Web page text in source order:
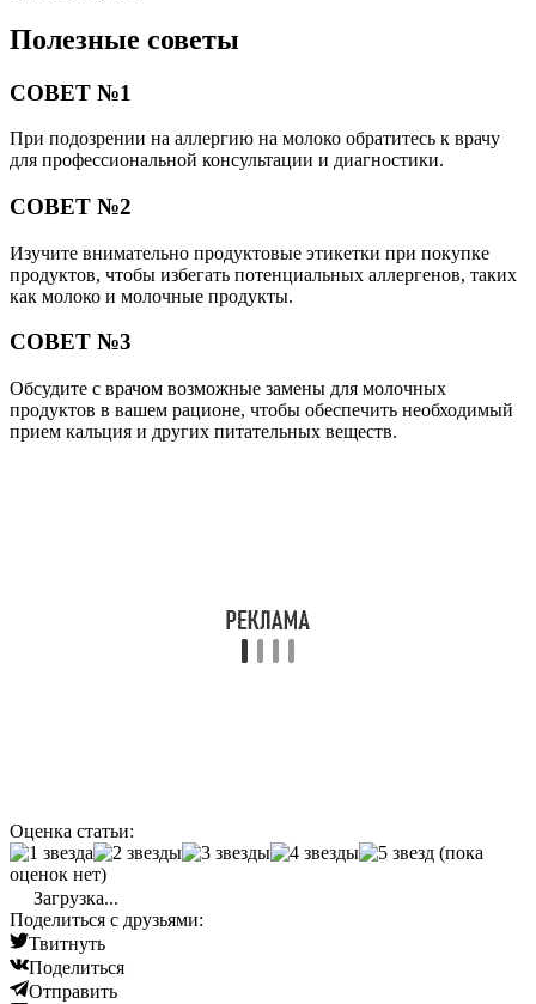
Полезные советы
СОВЕТ №1
При подозрении на аллергию на молоко обратитесь к врачу
для профессиональной консультации и диагностики.
СОВЕТ №2
Изучите внимательно продуктовые этикетки при покупке
продуктов, чтобы избегать потенциальных аллергенов, таких
как молоко и молочные продукты.
СОВЕТ №3
Обсудите с врачом возможные замены для молочных
продуктов в вашем рационе, чтобы обеспечить необходимый
прием кальция и других питательных веществ.
Оценка статьи:
(пока
оценок нет)
Загрузка...
Поделиться с друзьями:
Твитнуть
Поделиться
Отправить